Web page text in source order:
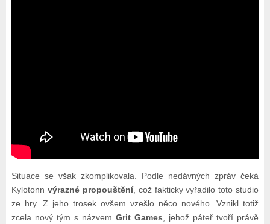
Situace se však zkomplikovala. Podle nedávných zpráv čeká
Kylotonn výrazné propouštění, což fakticky vyřadilo toto studio
ze hry. Z jeho trosek ovšem vzešlo něco nového. Vznikl totiž
zcela nový tým s názvemGrit Games , jehož páteř tvoří právě